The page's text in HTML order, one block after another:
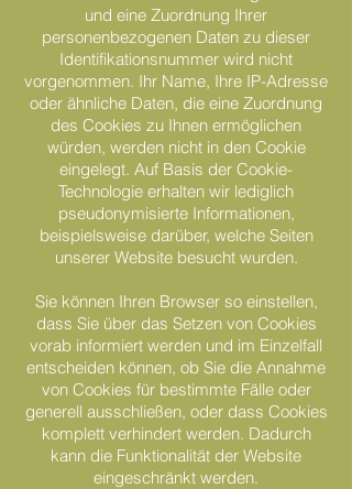
und eine Zuordnung Ihrer
personenbezogenen Daten zu dieser
Identifikationsnummer wird nicht
vorgenommen. Ihr Name, Ihre IP-Adresse
oder ähnliche Daten, die eine Zuordnung
des Cookies zu Ihnen ermöglichen
würden, werden nicht in den Cookie
eingelegt. Auf Basis der Cookie-
Technologie erhalten wir lediglich
pseudonymisierte Informationen,
beispielsweise darüber, welche Seiten
unserer Website besucht wurden.
Sie können Ihren Browser so einstellen,
dass Sie über das Setzen von Cookies
vorab informiert werden und im Einzelfall
entscheiden können, ob Sie die Annahme
von Cookies für bestimmte Fälle oder
generell ausschließen, oder dass Cookies
komplett verhindert werden. Dadurch
kann die Funktionalität der Website
eingeschränkt werden.